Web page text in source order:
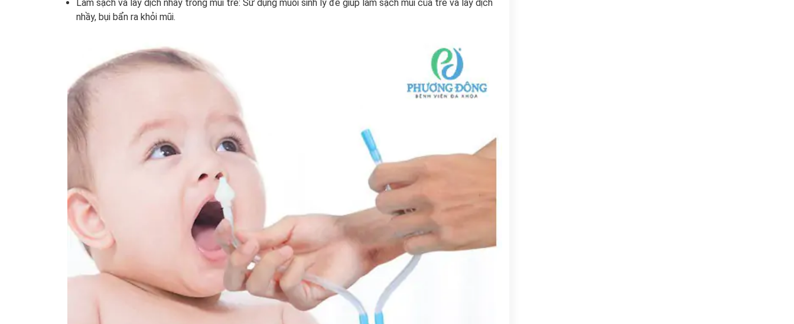
Làm sạch và lấy dịch nhầy trong mũi trẻ: Sử dụng muối sinh lý để giúp làm sạch mũi của trẻ và lấy dịch
nhầy, bụi bẩn ra khỏi mũi.